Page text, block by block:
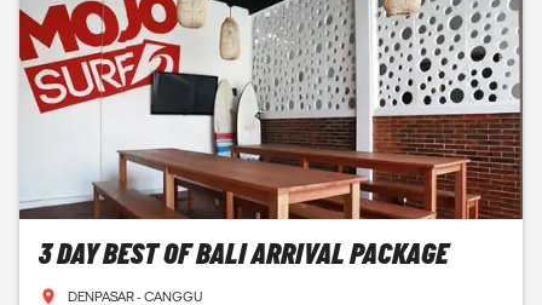
3 DAY BEST OF BALI ARRIVAL PACKAGE
DENPASAR - CANGGU